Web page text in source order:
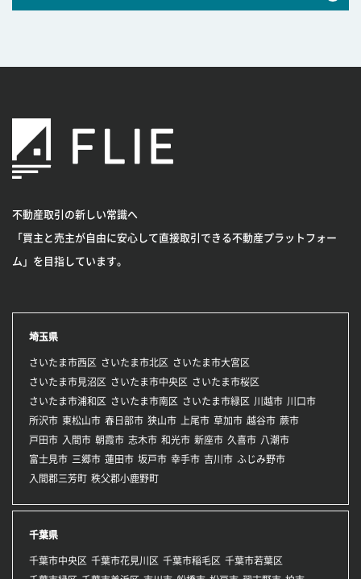
不動産取引の新しい常識へ
「買主と売主が自由に安心して直接取引できる不動産プラットフォー
ム」を目指しています。
埼玉県
さいたま市西区 さいたま市北区
さいたま市大宮区
さいたま市見沼区
さいたま市中央区
さいたま市桜区
さいたま市浦和区
さいたま市南区 さいたま市緑区 川越市 川口市
所沢市 東松山市 春日部市 狭山市 上尾市 草加市 越谷市 蕨市
戸田市 入間市 朝霞市 志木市 和光市 新座市 久喜市 八潮市
富士見市 三郷市 蓮田市 坂戸市 幸手市 吉川市 ふじみ野市
入間郡三芳町 秩父郡小鹿野町
千葉県
千葉市中央区 千葉市花見川区 千葉市稲毛区 千葉市若葉区